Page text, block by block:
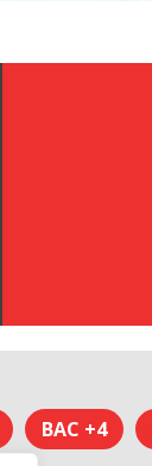
BAC +4